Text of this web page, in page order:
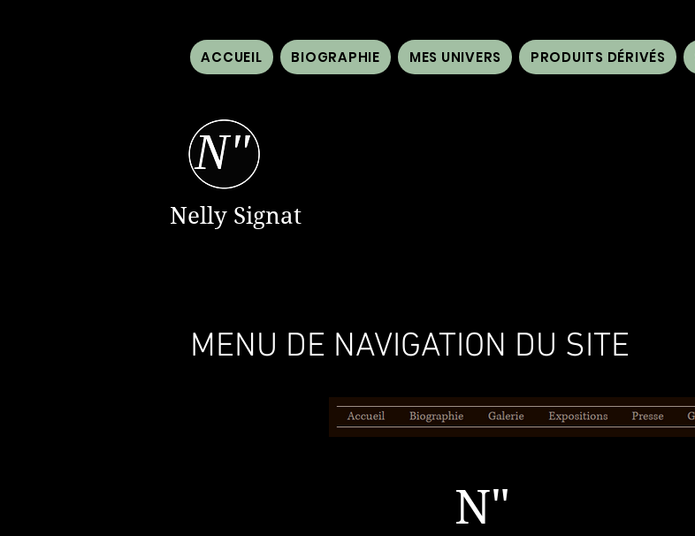
ACCUEIL BIOGRAPHIE MES UNIVERS PRODUITS DÉRIVÉS
Nelly Signat
MENU DE NAVIGATION DU SITE
N"